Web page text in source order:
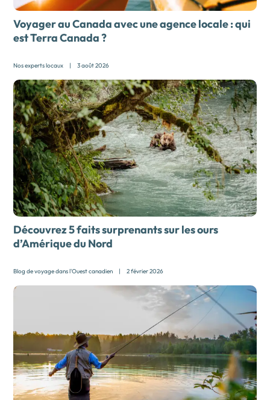
Voyager au Canada avec une agence locale :qui
est Terra Canada ?
Nos experts locaux | 3 août 2026
Découvrez 5 faits surprenants sur les ours
d’Amérique du Nord
Blog de voyage dans l'Ouest canadien | 2 février 2026